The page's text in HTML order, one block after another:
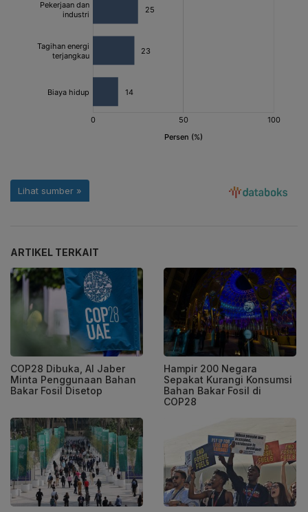
ARTIKEL TERKAIT
COP28 Dibuka, Al Jaber
Minta Penggunaan Bahan
Bakar Fosil Disetop
Hampir 200 Negara
Sepakat Kurangi Konsumsi
Bahan Bakar Fosil di
COP28